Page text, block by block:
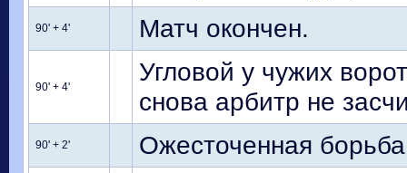
90' + 4' Матч окончен.
90' + 4'
Угловой у чужих
снова арбитр не
90' + 2' Ожесточенная